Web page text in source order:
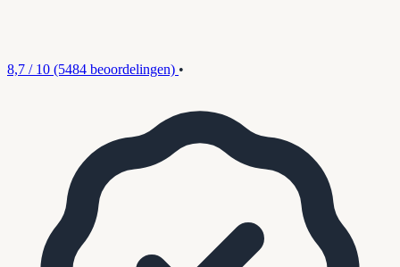
8,7 / 10 (5484 beoordelingen) •